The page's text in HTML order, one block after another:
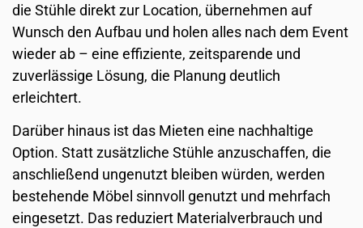
die Stühle direkt zur Location, übernehmen auf
Wunsch den Aufbau und holen alles nach dem Event
wieder ab – eine effiziente, zeitsparende und
zuverlässige Lösung, die Planung deutlich
erleichtert.
Darüber hinaus ist das Mieten eine nachhaltige
Option. Statt zusätzliche Stühle anzuschaffen, die
anschließend ungenutzt bleiben würden, werden
bestehende Möbel sinnvoll genutzt und mehrfach
eingesetzt. Das reduziert Materialverbrauch und